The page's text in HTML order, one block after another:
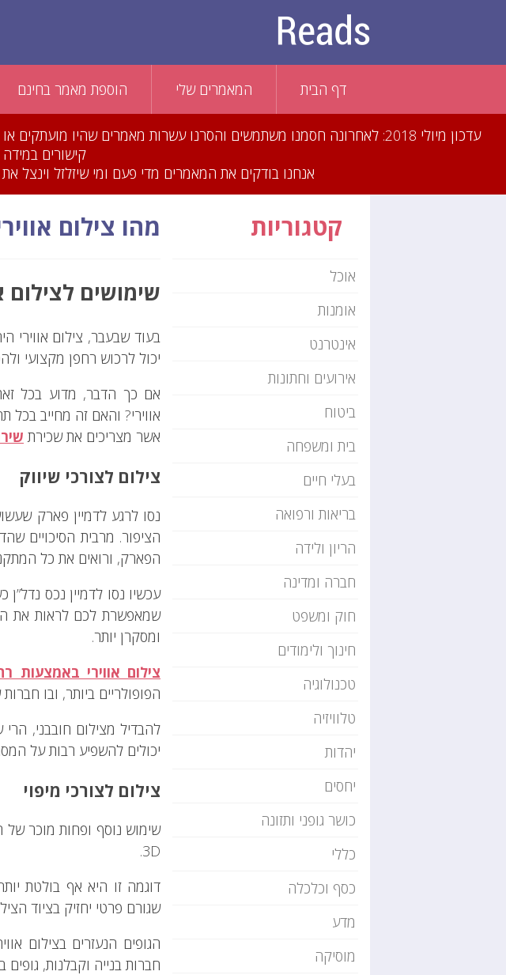
דף הבית המאמרים שלי הוספת מאמר בחינם
עדכון מיולי 2018: לאחרונה חסמנו משתמשים והסרנו עשרות מאמרים שהיו
קישורים
אנחנו בודקים את המאמרים מדי פעם ומי שיזלזל וינצל
מהו צילום
שימושים לצילום
בעוד שבעבר, צילום
יכול לרכוש רחפן מקצועי
אם כך הדבר, מדוע בכל
אווירי? והאם זה מחייב בכל
אשר מצריכים את שכירת
צילום לצורכי שיווק
נסו לרגע לדמיין פארק
הציפור. מרבית הסיכויים
הפארק, ורואים את כל
עכשיו נסו לדמיין נכס
שמאפשרת לכם לראות את
ומסקרן יותר.
צילום אווירי באמצעות
הפופולריים ביותר, ובו
להבדיל מצילום חובבני, הרי
יכולים להשפיע רבות על
צילום לצורכי מיפוי
שימוש נוסף ופחות מוכר של
3D.
דוגמה זו היא אף בולטת
שגורם פרטי יחזיק בציוד
הגופים הנעזרים בצילום
חברות בנייה וקבלנות, גופים
קטגוריות
אוכל
אומנות
אינטרנט
אירועים וחתונות
ביטוח
בית ומשפחה
בעלי חיים
בריאות ורפואה
הריון ולידה
חברה ומדינה
חוק ומשפט
חינוך ולימודים
טכנולוגיה
טלוויזיה
יהדות
יחסים
כושר גופני ותזונה
כללי
כסף וכלכלה
מדע
מוסיקה